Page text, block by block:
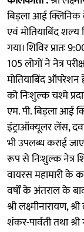
बिड़ला आई क्लिनिक
एवं मोतियाबिंद
गया। शिविर
105 लोगों ने नेत्र
मोतियाबिंद
को निःशुल्क चश्मे
एम. पी. बिड़ला आई
इंट्राऑक्यूलर लेंस,
भी उपलब्ध कराई
रूप से निःशुल्क नेत्र
वायरस महामारी के
वर्षों के अंतराल के
श्री लक्ष्मीनारायण,
शंकर-पार्वती तथा